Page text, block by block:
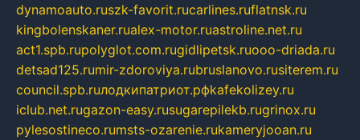
dynamoauto.ruszk-favorit.rucarlines.ruflatnsk.ru
kingbolenskaner.rualex-motor.ruastroline.net.ru
act1.spb.rupolyglot.com.rugidlipetsk.ruooo-driada.ru
detsad125.rumir-zdoroviya.rubruslanovo.rusiterem.ru
council.spb.ruлодкипатриот.рфkafekolizey.ru
iclub.net.rugazon-easy.rusugarepilekb.rugrinox.ru
pylesostineco.rumsts-ozarenie.rukameryjooan.ru